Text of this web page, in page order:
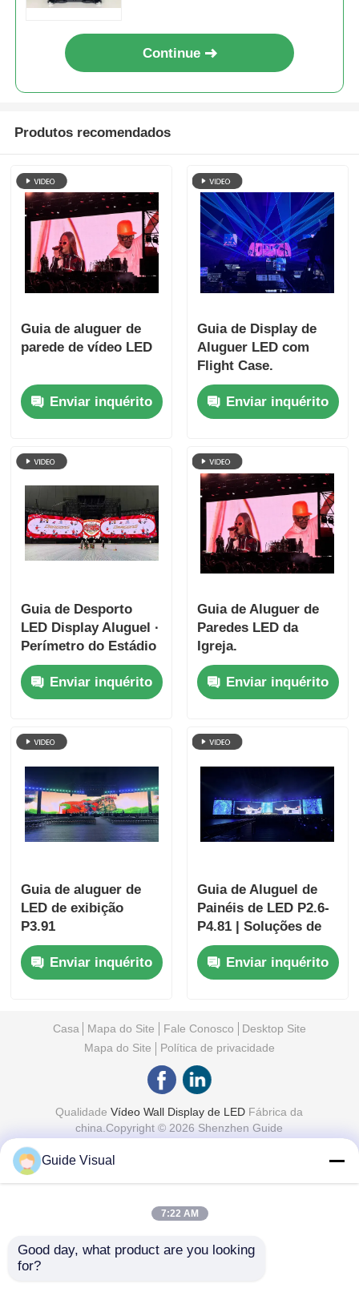
Continue
Produtos recomendados
Guia de aluguer de
parede de vídeo LED
Enviar inquérito
Guia de Display de
Aluguer LED com
Flight Case.
Enviar inquérito
Guia de Desporto
LED Display Aluguel ∙
Perímetro do Estádio
e Painel de
Resultados
Enviar inquérito
Guia de Aluguer de
Paredes LED da
Igreja.
Enviar inquérito
Guia de aluguer de
LED de exibição
P3.91
Enviar inquérito
Guia de Aluguel de
Painéis de LED P2.6-
P4.81 | Soluções de
Display para Eventos
Enviar inquérito
Casa Mapa do Site Fale Conosco
Desktop Site
Mapa do Site
Política de privacidade
QualidadeVídeo Wall Display de LED Fábrica da
china.Copyright © 2026 Shenzhen Guide
Guide Visual
7:22 AM
Good day, what product are you looking
for?